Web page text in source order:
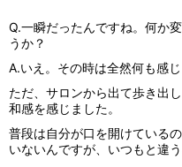
Q.一瞬だったんですね。何か
うか？
A.いえ。その時は全然何も感じ
ただ、サロンから出て歩き出
和感を感じました。
普段は自分が口を開けている
いないんですが、いつもと違